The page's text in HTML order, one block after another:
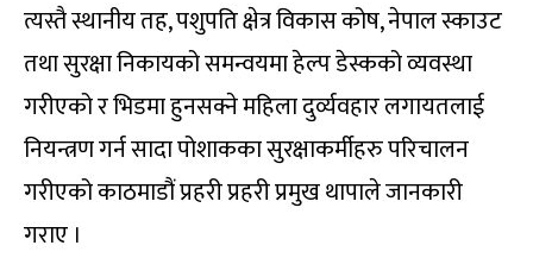
त्यस्तै स्थानीय तह, पशुपति क्षेत्र विकास कोष, नेपाल स्काउट
तथा सुरक्षा निकायको समन्वयमा हेल्प डेस्कको व्यवस्था
गरीएको र भिडमा हुनसक्ने महिला दुर्व्यवहार लगायतलाई
नियन्त्रण गर्न सादा पोशाकका सुरक्षाकर्मीहरु परिचालन
गरीएको काठमाडौं प्रहरी प्रहरी प्रमुख थापाले जानकारी
गराए ।